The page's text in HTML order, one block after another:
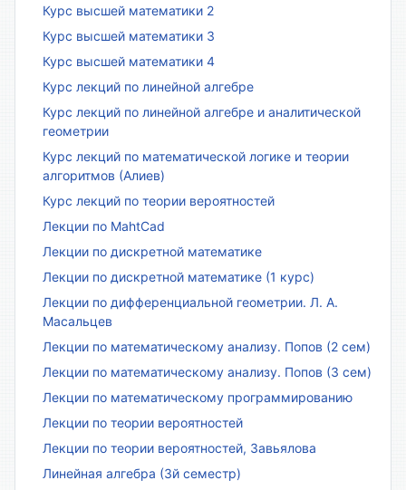
Курс высшей математики 2
Курс высшей математики 3
Курс высшей математики 4
Курс лекций по линейной алгебре
Курс лекций по линейной алгебре и аналитической
геометрии
Курс лекций по математической логике и теории
алгоритмов (Алиев)
Курс лекций по теории вероятностей
Лекции по MahtCad
Лекции по дискретной математике
Лекции по дискретной математике (1 курс)
Лекции по дифференциальной геометрии. Л. А.
Масальцев
Лекции по математическому анализу. Попов (2 сем)
Лекции по математическому анализу. Попов (3 сем)
Лекции по математическому программированию
Лекции по теории вероятностей
Лекции по теории вероятностей, Завьялова
Линейная алгебра (3й семестр)